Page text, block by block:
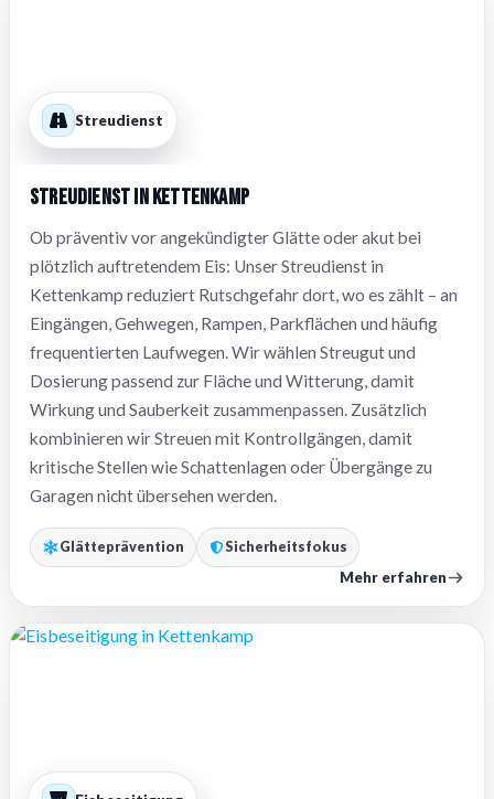
Streudienst
Streudienst in Kettenkamp
Ob präventiv vor angekündigter Glätte oder akut bei
plötzlich auftretendem Eis: Unser Streudienst in
Kettenkamp reduziert Rutschgefahr dort, wo es zählt – an
Eingängen, Gehwegen, Rampen, Parkflächen und häufig
frequentierten Laufwegen. Wir wählen Streugut und
Dosierung passend zur Fläche und Witterung, damit
Wirkung und Sauberkeit zusammenpassen. Zusätzlich
kombinieren wir Streuen mit Kontrollgängen, damit
kritische Stellen wie Schattenlagen oder Übergänge zu
Garagen nicht übersehen werden.
Glätteprävention Sicherheitsfokus
Mehr erfahren